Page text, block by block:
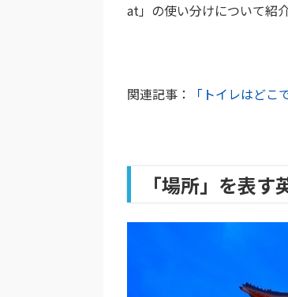
at」の使い分けについて紹介
関連記事： 「トイレはどこ
「場所」を表す